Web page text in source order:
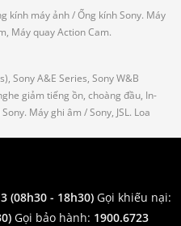
kính máy ảnh / Ống kính Sony. Máy
Máy quay Action Cam.
Sony A&E Series, Sony W&B
giảm tiếng ồn, choàng đầu, In-
Máy ghi âm / Sony, JSL. Loa
(08h30 - 18h30) Gọi khiếu nại:
Gọi bảo hành: 1900.6723